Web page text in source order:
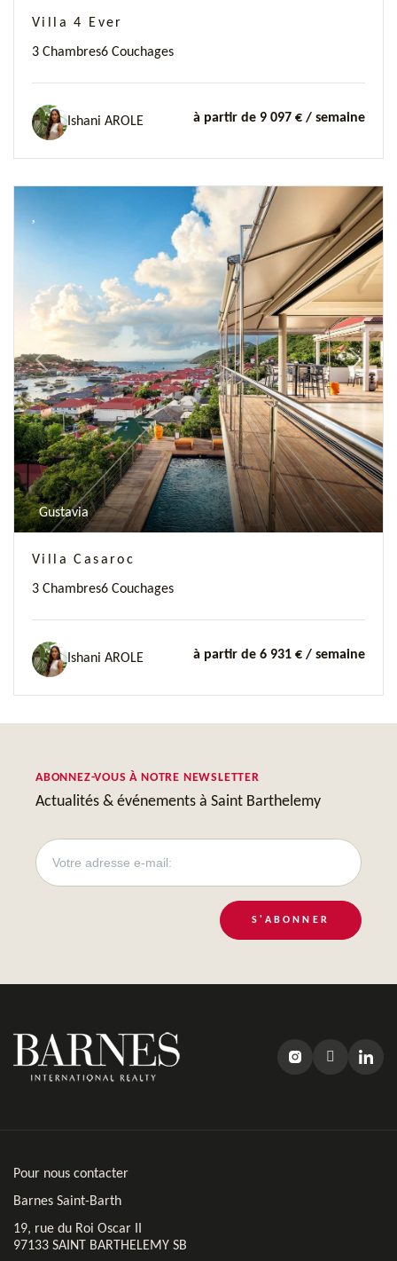
Villa 4 Ever
3 Chambres6 Couchages
Ishani AROLE à partir de 9 097 € / semaine
Previous Next
Gustavia
Villa Casaroc
3 Chambres6 Couchages
Ishani AROLE à partir de 6 931 € / semaine
ABONNEZ-VOUS À NOTRE NEWSLETTER
Actualités & événements à Saint Barthelemy
S'ABONNER
Pour nous contacter
Barnes Saint-Barth
19, rue du Roi Oscar II
97133 SAINT BARTHELEMY SB